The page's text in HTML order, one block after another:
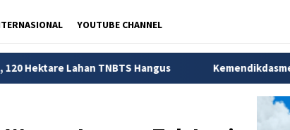
YOUTUBE CHANNEL
Hangus Kemendikdasmen Ungkap 56 Ribu